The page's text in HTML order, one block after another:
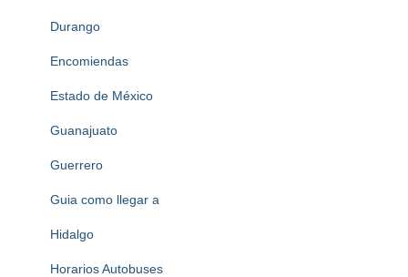
Durango
Encomiendas
Estado de México
Guanajuato
Guerrero
Guia como llegar a
Hidalgo
Horarios Autobuses